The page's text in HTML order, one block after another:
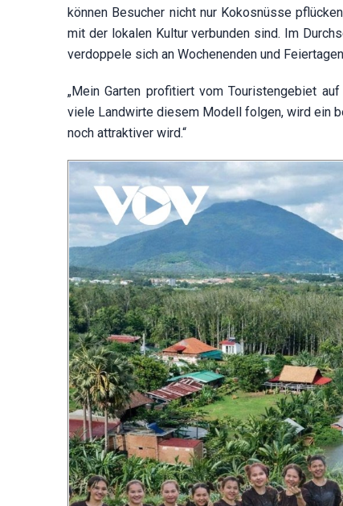
können Besucher nicht nur Kokosnüsse
mit der lokalen Kultur verbunden sind. Im
verdoppele sich an Wochenenden und
„Mein Garten profitiert vom Touristengebiet
viele Landwirte diesem Modell folgen, wird ein
noch attraktiver wird.“